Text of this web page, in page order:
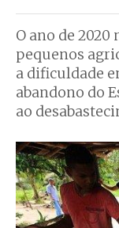
O ano de 2020
pequenos
a dificuldade
abandono do
ao